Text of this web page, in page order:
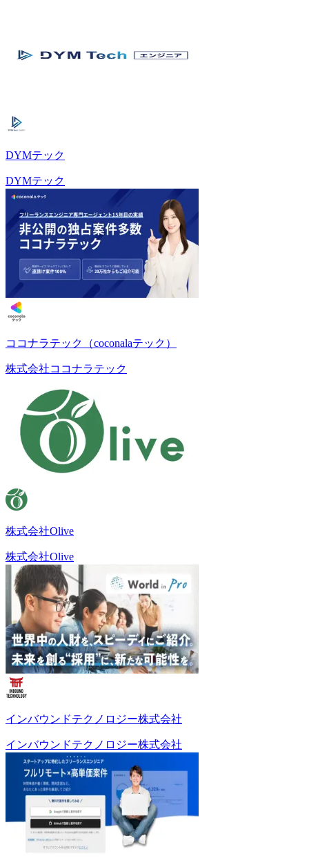
DYMテック
DYMテック
ココナラテック（coconalaテック）
株式会社ココナラテック
株式会社Olive
株式会社Olive
インバウンドテクノロジー株式会社
インバウンドテクノロジー株式会社